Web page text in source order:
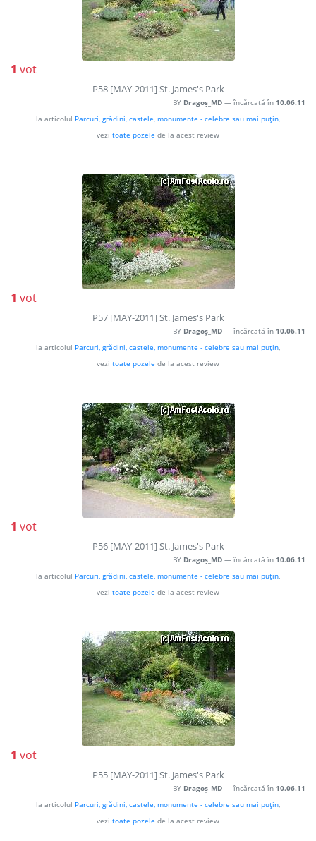
1 vot
P58 [MAY-2011] St. James's Park
BY Dragoș_MD — încărcată în 10.06.11
la articolul Parcuri, grădini, castele, monumente - celebre sau mai puţin,
vezi toate pozele de la acest review
1 vot
P57 [MAY-2011] St. James's Park
BY Dragoș_MD — încărcată în 10.06.11
la articolul Parcuri, grădini, castele, monumente - celebre sau mai puţin,
vezi toate pozele de la acest review
1 vot
P56 [MAY-2011] St. James's Park
BY Dragoș_MD — încărcată în 10.06.11
la articolul Parcuri, grădini, castele, monumente - celebre sau mai puţin,
vezi toate pozele de la acest review
1 vot
P55 [MAY-2011] St. James's Park
BY Dragoș_MD — încărcată în 10.06.11
la articolul Parcuri, grădini, castele, monumente - celebre sau mai puţin,
vezi toate pozele de la acest review